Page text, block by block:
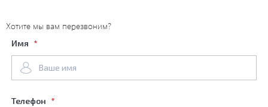
Хотите мы вам перезвоним?
Имя
Телефон
Имя
Имя